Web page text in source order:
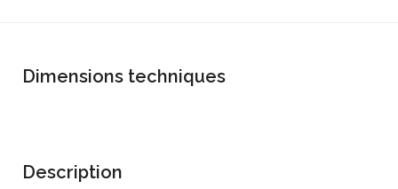
Dimensions techniques
Description